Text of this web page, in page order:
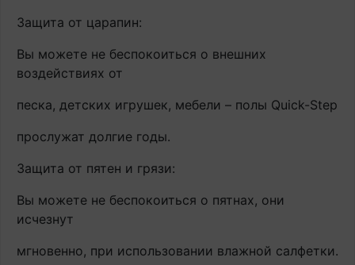
Защита от царапин:
Вы можете не беспокоиться о внешних
воздействиях от
песка, детских игрушек, мебели – полы Quick-Step
прослужат долгие годы.
Защита от пятен и грязи:
Вы можете не беспокоиться о пятнах, они
исчезнут
мгновенно, при использовании влажной салфетки.